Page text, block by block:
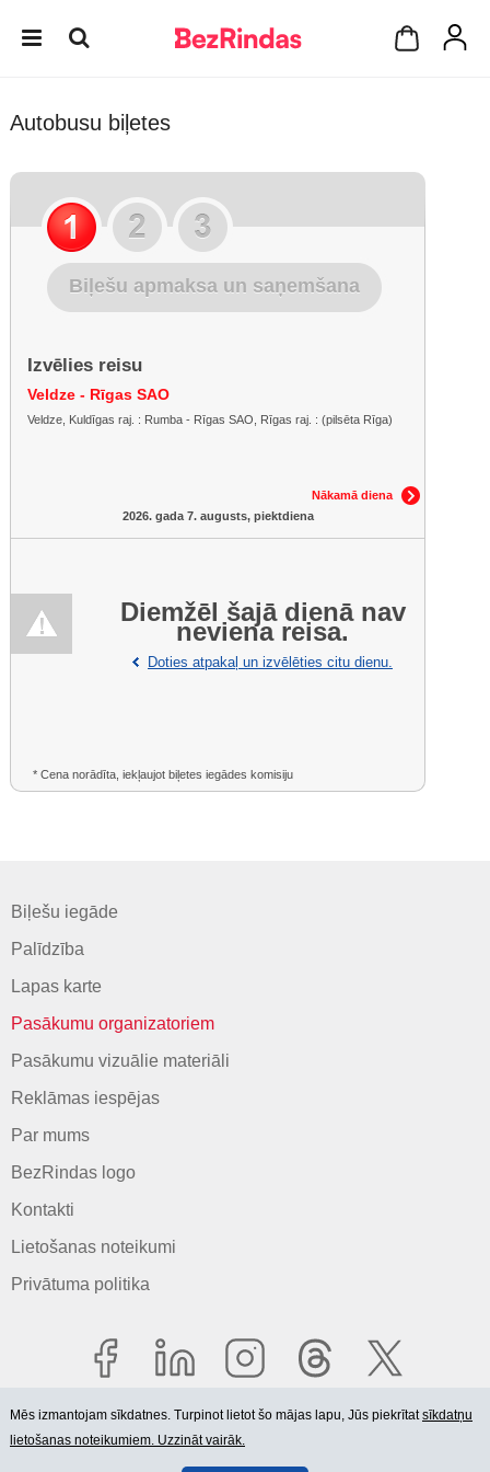
Autobusu biļetes
Biļešu apmaksa un saņemšana
Izvēlies reisu
Veldze - Rīgas SAO
Veldze, Kuldīgas raj. : Rumba - Rīgas SAO, Rīgas raj. : (pilsēta Rīga)
Nākamā diena
2026. gada 7. augusts, piektdiena
Diemžēl šajā dienā nav
neviena reisa.
Doties atpakaļ un izvēlēties citu dienu.
* Cena norādīta, iekļaujot biļetes iegādes komisiju
Biļešu iegāde
Palīdzība
Lapas karte
Pasākumu organizatoriem
Pasākumu vizuālie materiāli
Reklāmas iespējas
Par mums
BezRindas logo
Kontakti
Lietošanas noteikumi
Privātuma politika
© 2006-2026 SIA "BEZRINDAS.LV".
Mēs izmantojam sīkdatnes. Turpinot lietot šo mājas lapu, Jūs piekrītatsīkdatņu
lietošanas noteikumiem. Uzzināt vairāk.